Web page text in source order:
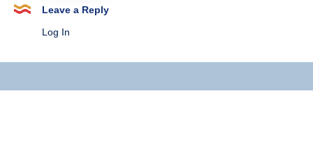
Mandarin
Leave a Reply
Log In